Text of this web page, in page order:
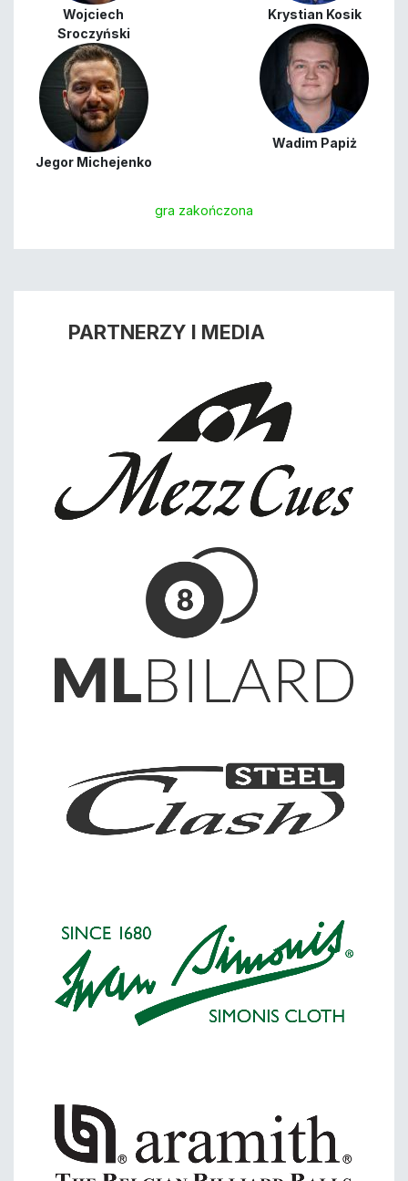
Wojciech
Sroczyński
Jegor Michejenko
Krystian Kosik
Wadim Papiż
gra zakończona
PARTNERZY I MEDIA